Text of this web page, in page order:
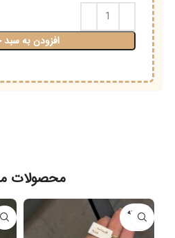
افزودن به سبد
محصولات
فروخته
شده